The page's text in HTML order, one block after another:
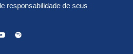
responsabilidade de seus